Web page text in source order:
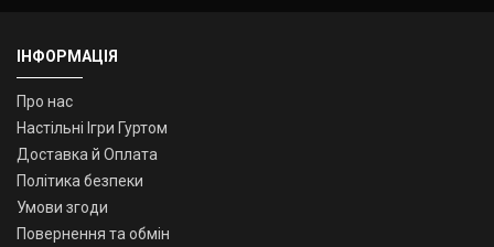
ІНФОРМАЦІЯ
Про нас
Настільні Ігри Гуртом
Доставка й Оплата
Політика безпеки
Умови згоди
Повернення та обмін